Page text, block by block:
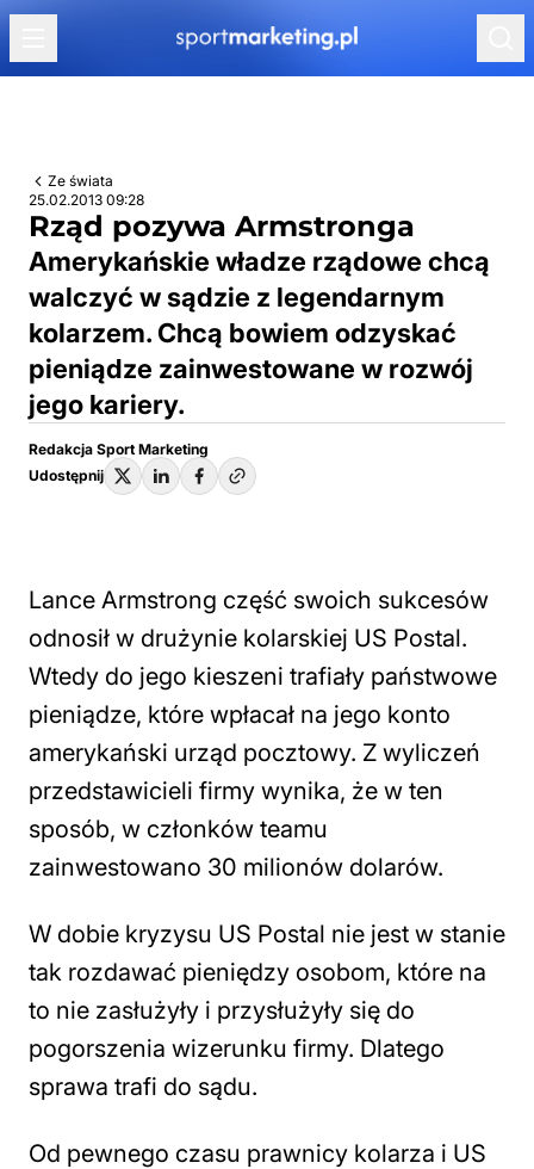
Przejdź do treści
Ze świata
25.02.2013 09:28
Rząd pozywa Armstronga
Amerykańskie władze rządowe chcą
walczyć w sądzie z legendarnym
kolarzem. Chcą bowiem odzyskać
pieniądze zainwestowane w rozwój
jego kariery.
Redakcja Sport Marketing
Udostępnij
Lance Armstrong część swoich sukcesów
odnosił w drużynie kolarskiej US Postal.
Wtedy do jego kieszeni trafiały państwowe
pieniądze, które wpłacał na jego konto
amerykański urząd pocztowy. Z wyliczeń
przedstawicieli firmy wynika, że w ten
sposób, w członków teamu
zainwestowano 30 milionów dolarów.
W dobie kryzysu US Postal nie jest w stanie
tak rozdawać pieniędzy osobom, które na
to nie zasłużyły i przysłużyły się do
pogorszenia wizerunku firmy. Dlatego
sprawa trafi do sądu.
Od pewnego czasu prawnicy kolarza i US